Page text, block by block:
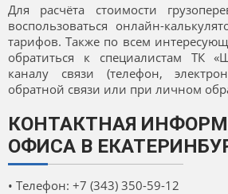
Для расчёта стоимости
воспользоваться онлайн-
тарифов. Также по всем
обратиться к специалистам ТК
каналу связи (телефон,
обратной связи или при личном
КОНТАКТНАЯ
ОФИСА В
• Телефон: +7 (343) 350-59-12